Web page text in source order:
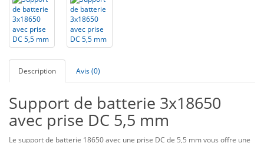
Description Avis (0)
Support de batterie 3x18650
avec prise DC 5,5 mm
Le support de batterie 18650 avec une prise DC de 5,5 mm vous offre une